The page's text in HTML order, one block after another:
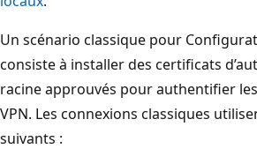
Un scénario classique pour
consiste à installer des certificats
racine approuvés pour authentifier
VPN. Les connexions classiques
suivants :